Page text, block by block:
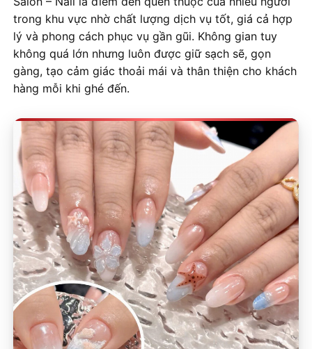
trong khu vực nhờ chất lượng dịch vụ tốt, giá cả hợp
lý và phong cách phục vụ gần gũi. Không gian tuy
không quá lớn nhưng luôn được giữ sạch sẽ, gọn
gàng, tạo cảm giác thoải mái và thân thiện cho khách
hàng mỗi khi ghé đến.